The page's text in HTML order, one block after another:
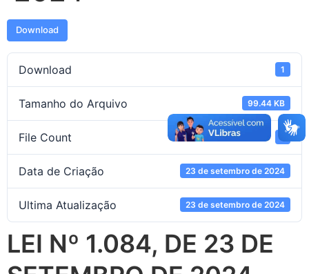
Download
Download 1
Tamanho do Arquivo 99.44 KB
File Count
Data de Criação 23 de setembro de 2024
Ultima Atualização 23 de setembro de 2024
LEI Nº 1.084, DE 23 DE